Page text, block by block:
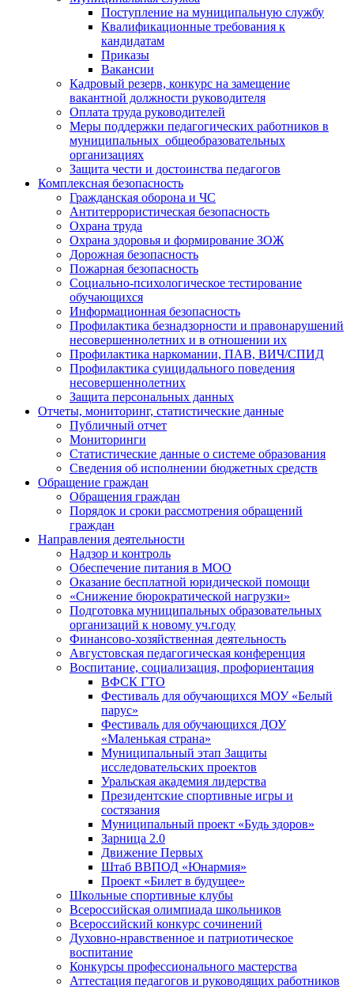
Поступление на муниципальную службу
Квалификационные требования к
кандидатам
Приказы
Вакансии
Кадровый резерв, конкурс на замещение
вакантной должности руководителя
Оплата труда руководителей
Меры поддержки педагогических работников в
муниципальных общеобразовательных
организациях
Защита чести и достоинства педагогов
Комплексная безопасность
Гражданская оборона и ЧС
Антитеррористическая безопасность
Охрана труда
Охрана здоровья и формирование ЗОЖ
Дорожная безопасность
Пожарная безопасность
Социально-психологическое тестирование
обучающихся
Информационная безопасность
Профилактика безнадзорности и правонарушений
несовершеннолетних и в отношении их
Профилактика наркомании, ПАВ, ВИЧ/СПИД
Профилактика суицидального поведения
несовершеннолетних
Защита персональных данных
Отчеты, мониторинг, статистические данные
Публичный отчет
Мониторинги
Статистические данные о системе образования
Сведения об исполнении бюджетных средств
Обращение граждан
Обращения граждан
Порядок и сроки рассмотрения обращений
граждан
Направления деятельности
Надзор и контроль
Обеспечение питания в МОО
Оказание бесплатной юридической помощи
«Снижение бюрократической нагрузки»
Подготовка муниципальных образовательных
организаций к новому уч.году
Финансово-хозяйственная деятельность
Августовская педагогическая конференция
Воспитание, социализация, профориентация
ВФСК ГТО
Фестиваль для обучающихся МОУ «Белый
парус»
Фестиваль для обучающихся ДОУ
«Маленькая страна»
Муниципальный этап Защиты
исследовательских проектов
Уральская академия лидерства
Президентские спортивные игры и
состязания
Муниципальный проект «Будь здоров»
Зарница 2.0
Движение Первых
Штаб ВВПОД «Юнармия»
Проект «Билет в будущее»
Школьные спортивные клубы
Всероссийская олимпиада школьников
Всероссийский конкурс сочинений
Духовно-нравственное и патриотическое
воспитание
Конкурсы профессионального мастерства
Аттестация педагогов и руководящих работников